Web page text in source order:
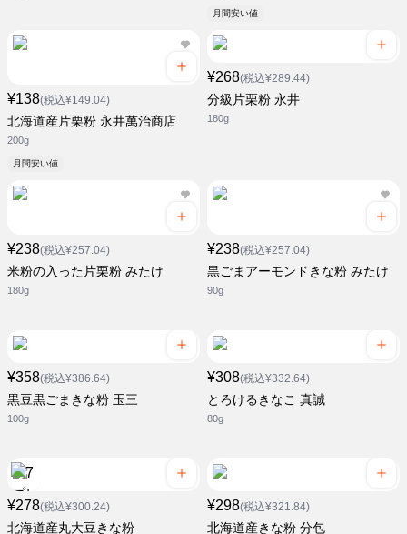
月間安い値
¥138(税込¥149.04)
北海道産片栗粉 永井萬治商店
200g
月間安い値
¥268(税込¥289.44)
分級片栗粉 永井
180g
¥238(税込¥257.04)
米粉の入った片栗粉 みたけ
180g
¥238(税込¥257.04)
黒ごまアーモンドきな粉 みたけ
90g
¥358(税込¥386.64)
黒豆黒ごまきな粉 玉三
100g
¥308(税込¥332.64)
とろけるきなこ 真誠
80g
¥278(税込¥300.24)
北海道産丸大豆きな粉
¥298(税込¥321.84)
北海道産きな粉 分包